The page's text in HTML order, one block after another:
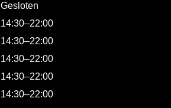
Gesloten
14:30–22:00
14:30–22:00
14:30–22:00
14:30–22:00
14:30–22:00